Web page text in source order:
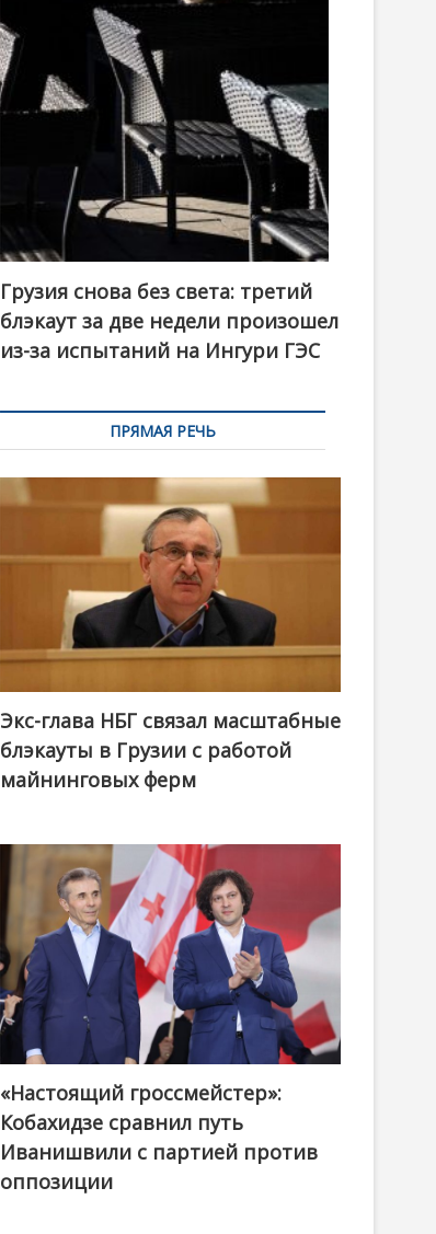
Грузия снова без света: третий
блэкаут за две недели произошел
из-за испытаний на Ингури ГЭС
ПРЯМАЯ РЕЧЬ
Экс-глава НБГ связал масштабные
блэкауты в Грузии с работой
майнинговых ферм
@ქართული ოცნება / Georgian Dream
«Настоящий гроссмейстер»:
Кобахидзе сравнил путь
Иванишвили с партией против
оппозиции